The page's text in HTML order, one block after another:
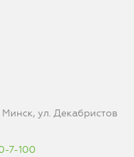
ул. Декабристов
7-100